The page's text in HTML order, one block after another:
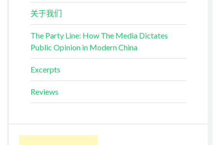
关于我们
The Party Line: How The Media Dictates
Public Opinion in Modern China
Excerpts
Reviews